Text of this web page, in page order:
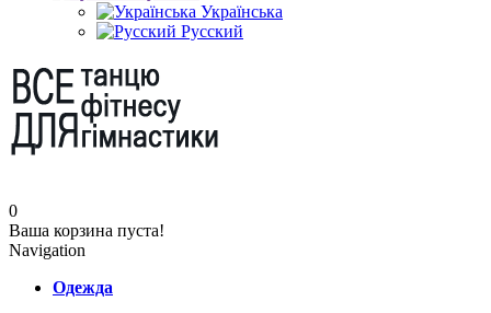
Українська
Русский
0
Ваша корзина пуста!
Navigation
Одежда